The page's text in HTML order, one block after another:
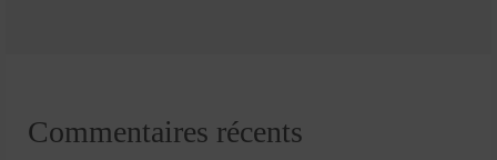
Commentaires récents